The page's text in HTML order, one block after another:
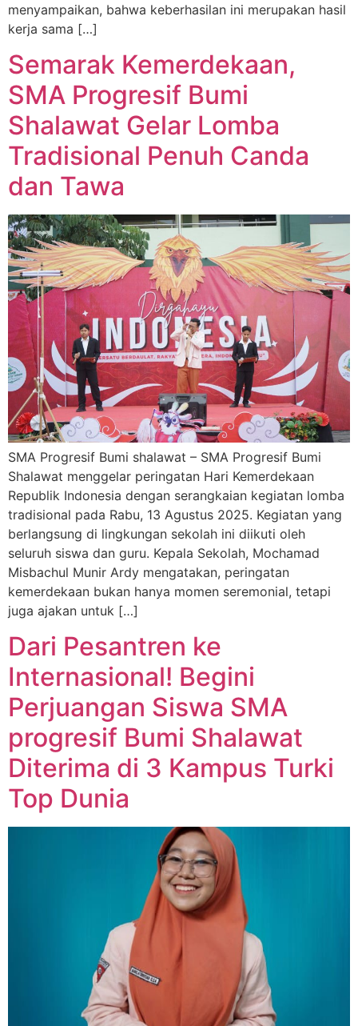
menyampaikan, bahwa keberhasilan ini merupakan hasil
kerja sama […]
Semarak Kemerdekaan,
SMA Progresif Bumi
Shalawat Gelar Lomba
Tradisional Penuh Canda
dan Tawa
SMA Progresif Bumi shalawat – SMA Progresif Bumi
Shalawat menggelar peringatan Hari Kemerdekaan
Republik Indonesia dengan serangkaian kegiatan lomba
tradisional pada Rabu, 13 Agustus 2025. Kegiatan yang
berlangsung di lingkungan sekolah ini diikuti oleh
seluruh siswa dan guru. Kepala Sekolah, Mochamad
Misbachul Munir Ardy mengatakan, peringatan
kemerdekaan bukan hanya momen seremonial, tetapi
juga ajakan untuk […]
Dari Pesantren ke
Internasional! Begini
Perjuangan Siswa SMA
progresif Bumi Shalawat
Diterima di 3 Kampus Turki
Top Dunia